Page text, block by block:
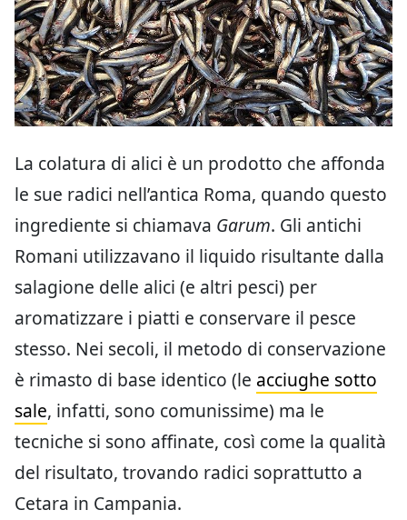
La colatura di alici è un prodotto che affonda
le sue radici nell’antica Roma, quando questo
ingrediente si chiamava Garum. Gli antichi
Romani utilizzavano il liquido risultante dalla
salagione delle alici (e altri pesci) per
aromatizzare i piatti e conservare il pesce
stesso. Nei secoli, il metodo di conservazione
è rimasto di base identico (le acciughe sotto
sale, infatti, sono comunissime) ma le
tecniche si sono affinate, così come la qualità
del risultato, trovando radici soprattutto a
Cetara in Campania.